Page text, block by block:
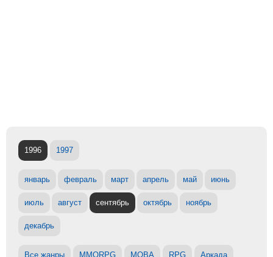
1996 1997
январь февраль март апрель май июнь
июль август сентябрь октябрь ноябрь
декабрь
Все жанры MMORPG MOBA RPG Аркада